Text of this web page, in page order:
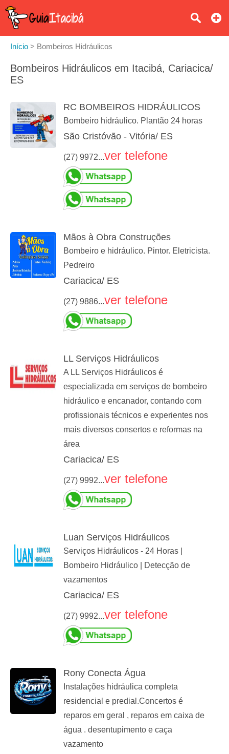
Início > Bombeiros Hidráulicos
Bombeiros Hidráulicos em Itacibá, Cariacica/
ES
RC BOMBEIROS HIDRÁULICOS
Bombeiro hidráulico. Plantão 24 horas
São Cristóvão - Vitória/ ES
(27) 9972...ver telefone
Mãos à Obra Construções
Bombeiro e hidráulico. Pintor. Eletricista.
Pedreiro
Cariacica/ ES
(27) 9886...ver telefone
LL Serviços Hidráulicos
A LL Serviços Hidráulicos é
especializada em serviços de bombeiro
hidráulico e encanador, contando com
profissionais técnicos e experientes nos
mais diversos consertos e reformas na
área
Cariacica/ ES
(27) 9992...ver telefone
Luan Serviços Hidráulicos
Serviços Hidráulicos - 24 Horas |
Bombeiro Hidráulico | Detecção de
vazamentos
Cariacica/ ES
(27) 9992...ver telefone
Rony Conecta Água
Instalações hidráulica completa
residencial e predial.Concertos é
reparos em geral , reparos em caixa de
água . desentupimento e caça
vazamento